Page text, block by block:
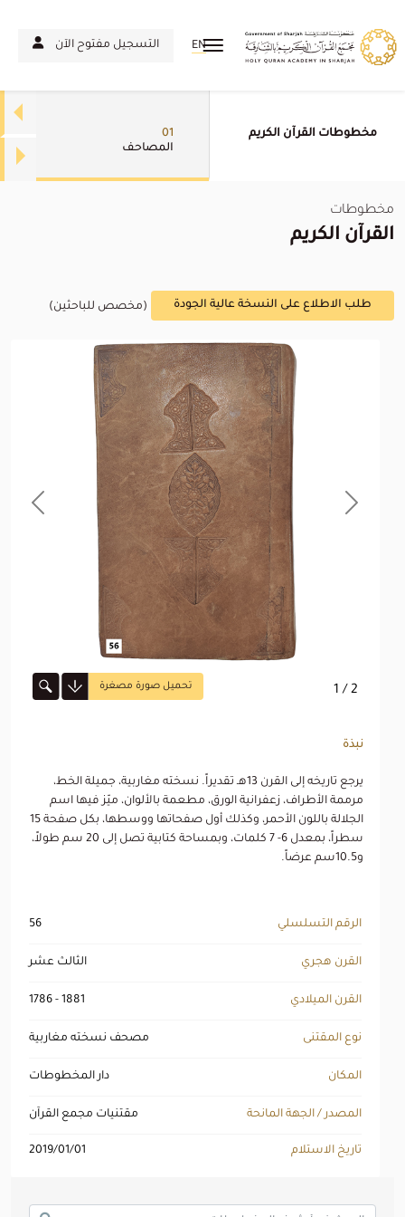
التسجيل مفتوح الآن EN
مخطوطات القرآن الكريم
01
المصاحف
مخطوطات
القرآن الكريم
(مخصص للباحثين) طلب الاطلاع على النسخة عالية الجودة
Next
تحميل صورة مصغرة 1 / 2
نبذة
يرجع تاريخه إلى القرن 13هـ تقديراً. نسخته مغاربية، جميلة الخط،
مرممة الأطراف، زعفرانية الورق، مطعمة بالألوان، ميّز فيها اسم
الجلالة باللون الأحمر، وكذلك أول صفحاتها ووسطها، بكل صفحة 15
سطراً، بمعدل 6- 7 كلمات، وبمساحة كتابية تصل إلى 20 سم طولاً،
و10.5سم عرضاً.
56 الرقم التسلسلي
الثالث عشر القرن هجري
1786 - 1881 القرن الميلادي
مصحف نسخته مغاربية نوع المقتنى
دار المخطوطات المكان
مقتنيات مجمع القرآن المصدر / الجهة المانحة
2019/01/01 تاريخ الاستلام